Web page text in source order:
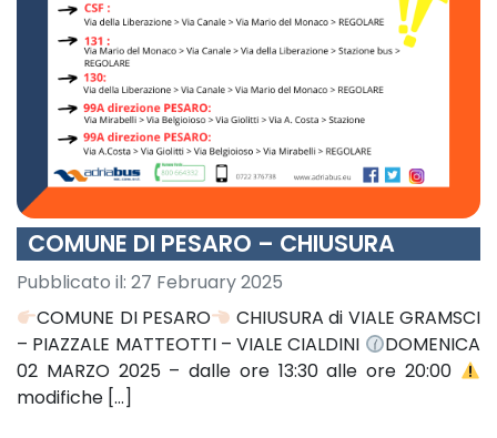
COMUNE DI PESARO – CHIUSURA
Pubblicato il: 27 February 2025
COMUNE DI PESARO
CHIUSURA di VIALE GRAMSCI
– PIAZZALE MATTEOTTI – VIALE CIALDINI
DOMENICA
02 MARZO 2025 – dalle ore 13:30 alle ore 20:00
modifiche […]